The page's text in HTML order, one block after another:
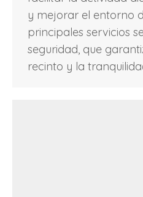
y mejorar el entorno
principales servicios
seguridad, que
recinto y la